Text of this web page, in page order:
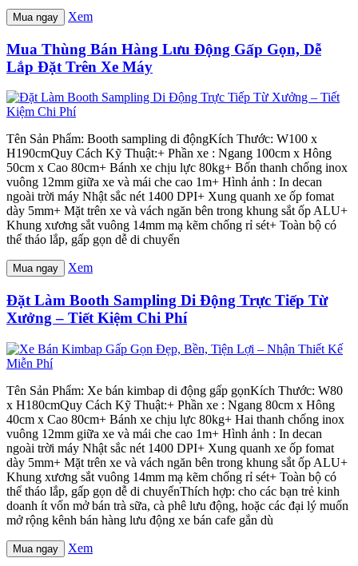
Mua ngay Xem
Mua Thùng Bán Hàng Lưu Động Gấp Gọn, Dễ
Lắp Đặt Trên Xe Máy
Tên Sản Phẩm: Booth sampling di độngKích Thước: W100 x
H190cmQuy Cách Kỹ Thuật:+ Phần xe : Ngang 100cm x Hông
50cm x Cao 80cm+ Bánh xe chịu lực 80kg+ Bốn thanh chống inox
vuông 12mm giữa xe và mái che cao 1m+ Hình ảnh : In decan
ngoài trời máy Nhật sắc nét 1400 DPI+ Xung quanh xe ốp fomat
dày 5mm+ Mặt trên xe và vách ngăn bên trong khung sắt ốp ALU+
Khung xương sắt vuông 14mm mạ kẽm chống rỉ sét+ Toàn bộ có
thể tháo lắp, gấp gọn dễ di chuyển
Mua ngay Xem
Đặt Làm Booth Sampling Di Động Trực Tiếp Từ
Xưởng – Tiết Kiệm Chi Phí
Tên Sản Phẩm: Xe bán kimbap di động gấp gọnKích Thước: W80
x H180cmQuy Cách Kỹ Thuật:+ Phần xe : Ngang 80cm x Hông
40cm x Cao 80cm+ Bánh xe chịu lực 80kg+ Hai thanh chống inox
vuông 12mm giữa xe và mái che cao 1m+ Hình ảnh : In decan
ngoài trời máy Nhật sắc nét 1400 DPI+ Xung quanh xe ốp fomat
dày 5mm+ Mặt trên xe và vách ngăn bên trong khung sắt ốp ALU+
Khung xương sắt vuông 14mm mạ kẽm chống rỉ sét+ Toàn bộ có
thể tháo lắp, gấp gọn dễ di chuyểnThích hợp: cho các bạn trẻ kinh
doanh ít vốn mở bán trà sữa, cà phê lưu động, hoặc các đại lý muốn
mở rộng kênh bán hàng lưu động xe bán cafe gắn dù
Mua ngay Xem